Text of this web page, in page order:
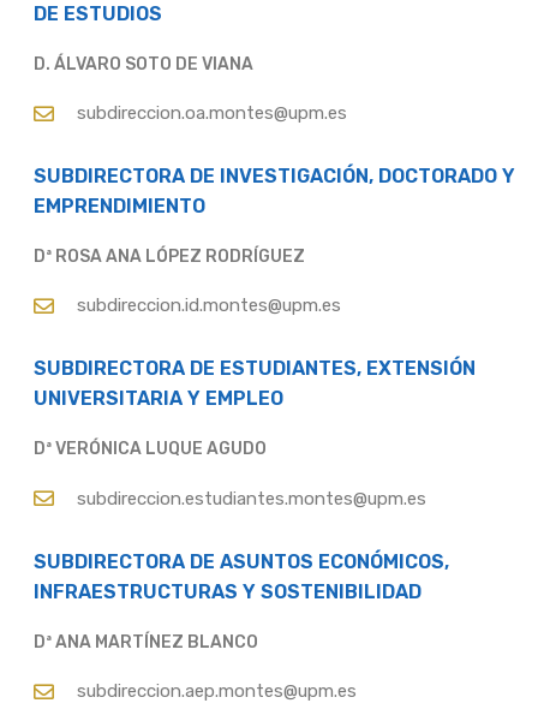
DE ESTUDIOS
D. ÁLVARO SOTO DE VIANA
subdireccion.oa.montes@upm.es
SUBDIRECTORA DE INVESTIGACIÓN, DOCTORADO Y
EMPRENDIMIENTO
Dª ROSA ANA LÓPEZ RODRÍGUEZ
subdireccion.id.montes@upm.es
SUBDIRECTORA DE ESTUDIANTES, EXTENSIÓN
UNIVERSITARIA Y EMPLEO
Dª VERÓNICA LUQUE AGUDO
subdireccion.estudiantes.montes@upm.es
SUBDIRECTORA DE ASUNTOS ECONÓMICOS,
INFRAESTRUCTURAS Y SOSTENIBILIDAD
Dª ANA MARTÍNEZ BLANCO
subdireccion.aep.montes@upm.es